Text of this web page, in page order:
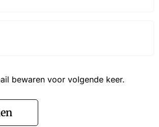
bewaren voor volgende keer.